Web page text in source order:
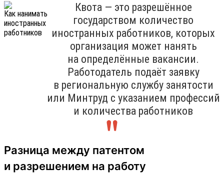
Квота — это разрешённое
государством количество
иностранных работников, которых
организация может нанять
на определённые вакансии.
Работодатель подаёт заявку
в региональную службу занятости
или Минтруд с указанием профессий
и количества работников
Разница между патентом
и разрешением на работу